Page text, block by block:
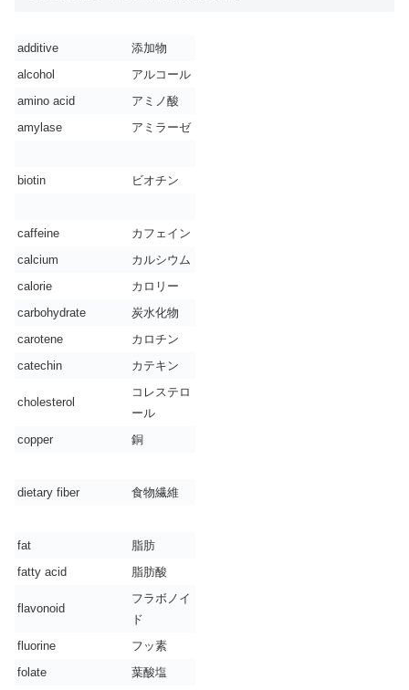
additive
添加物
alcohol
アルコール
amino acid
アミノ酸
amylase
アミラーゼ
biotin ビオチン
caffeine
カフェイン
calcium
カルシウム
calorie
カロリー
carbohydrate
炭水化物
carotene
カロチン
catechin
カテキン
cholesterol
コレステロ
ール
copper
銅
dietary fiber 食物繊維
fat
脂肪
fatty acid
脂肪酸
flavonoid
フラボノイ
ド
fluorine
フッ素
folate
葉酸塩